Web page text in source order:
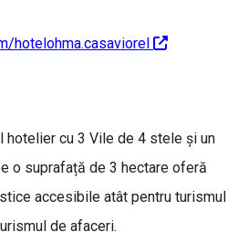
hotelohma.casaviorel
hotelier cu 3 Vile de 4 stele și un
o suprafață de 3 hectare oferă
accesibile atât pentru turismul
de afaceri.